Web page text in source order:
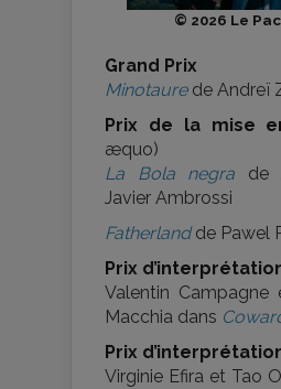
© 2026 Le
Grand Prix
Minotaurede Andreï
Prix de la mise
æquo)
La Bola negra de
Javier Ambrossi
Fatherlandde Pawel
Prix
Valentin Campagne
Macchia dans
Prix
Virginie Efira et Tao